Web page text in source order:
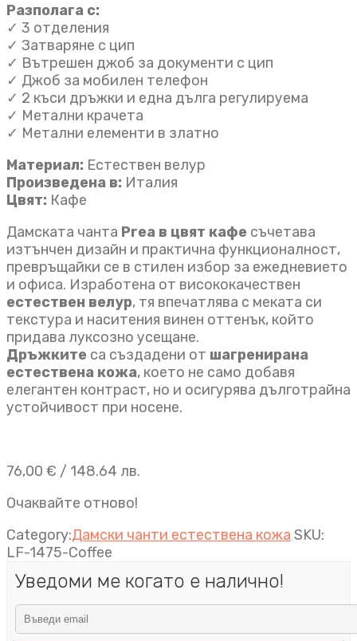
Разполага с:
✓ 3 отделения
✓ Затваряне с цип
✓ Вътрешен джоб за документи с цип
✓ Джоб за мобилен телефон
✓ 2 къси дръжки и една дълга регулируема
✓ Метални крачета
✓ Метални елементи в златно
Материал: Естествен велур
Произведена в: Италия
Цвят: Кафе
Дамската чанта Prea в цвят кафе съчетава
изтънчен дизайн и практична функционалност,
превръщайки се в стилен избор за ежедневието
и офиса. Изработена от висококачествен
естествен велур, тя впечатлява с меката си
текстура и наситения винен оттенък, който
придава луксозно усещане.
Дръжките са създадени от шагренирана
естествена кожа, което не само добавя
елегантен контраст, но и осигурява дълготрайна
устойчивост при носене.
76,00 € / 148.64 лв.
Очаквайте отново!
Category:Дамски чанти естествена кожа SKU:
LF-1475-Coffee
Уведоми ме когато е налично!